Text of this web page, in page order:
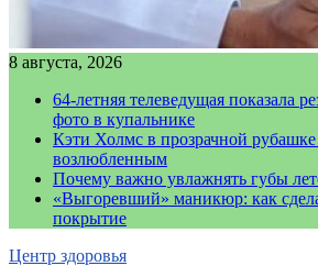
8 августа, 2026
64-летняя телеведущая показала
фото в купальнике
Кэти Холмс в прозрачной рубашке
возлюбленным
Почему важно увлажнять губы
«Выгоревший» маникюр: как
покрытие
Центр здоровья